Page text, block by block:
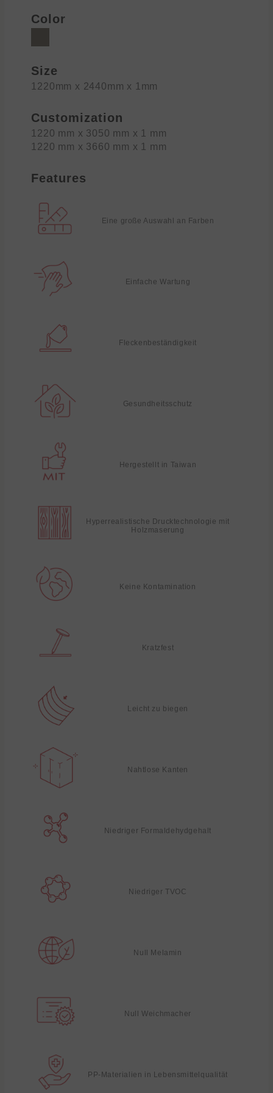
Color
Size
1220mm x 2440mm x 1mm
Customization
1220 mm x 3050 mm x 1 mm
1220 mm x 3660 mm x 1 mm
Features
Eine große Auswahl an Farben
Einfache Wartung
Fleckenbeständigkeit
Gesundheitsschutz
Hergestellt in Taiwan
Hyperrealistische Drucktechnologie mit
Holzmaserung
Keine Kontamination
Kratzfest
Leicht zu biegen
Nahtlose Kanten
Niedriger Formaldehydgehalt
Niedriger TVOC
Null Melamin
Null Weichmacher
PP-Materialien in Lebensmittelqualität